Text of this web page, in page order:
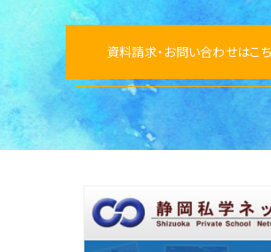
資料請求・お問い合わせはこ